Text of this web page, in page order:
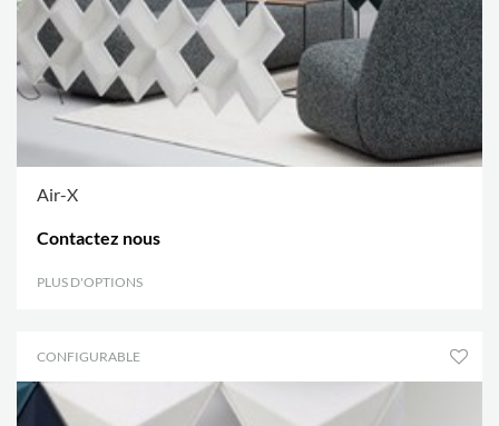
Air-X
Contactez nous
PLUS D'OPTIONS
CONFIGURABLE